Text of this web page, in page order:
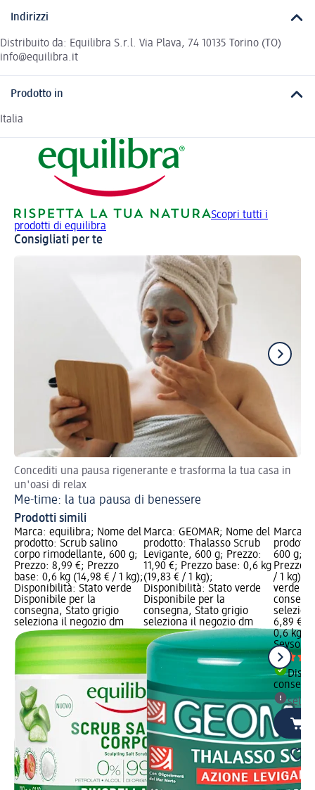
Indirizzi
Distribuito da: Equilibra S.r.l. Via Plava, 74 10135 Torino (TO)
info@equilibra.it
Prodotto in
Italia
Scopri tutti i
prodotti di equilibra
Consigliati per te
Concediti una pausa rigenerante e trasforma la tua casa in
un'oasi di relax
Me-time: la tua pausa di benessere
Prodotti simili
Marca: equilibra; Nome del
prodotto: Scrub salino
corpo rimodellante, 600 g;
Prezzo: 8,99 €; Prezzo
base: 0,6 kg (14,98 € / 1 kg);
Disponibilità: Stato verde
Disponibile per la
consegna, Stato grigio
seleziona il negozio dm
Marca: GEOMAR; Nome del
prodotto: Thalasso Scrub
Levigante, 600 g; Prezzo:
11,90 €; Prezzo base: 0,6 kg
(19,83 € / 1 kg);
Disponibilità: Stato verde
Disponibile per la
consegna, Stato grigio
seleziona il negozio dm
Marca:
600 g;
Prezzo
/ 1 kg);
verde
6,89 €
0,6 kg
Seysol